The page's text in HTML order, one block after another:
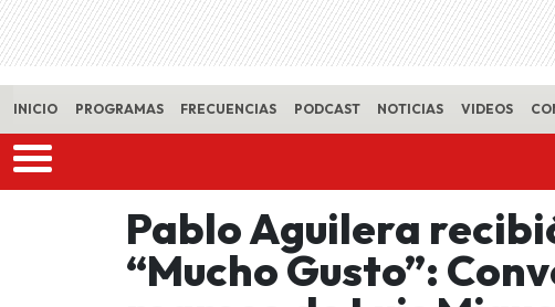
INICIO PROGRAMAS FRECUENCIAS PODCAST NOTICIAS VIDEOS
Pablo Aguilera
“Mucho Gusto”: